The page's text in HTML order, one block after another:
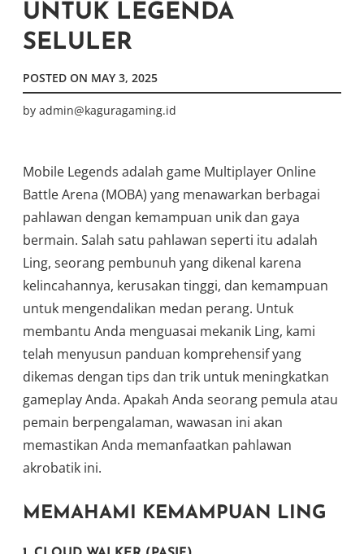
UNTUK LEGENDA
SELULER
POSTED ON MAY 3, 2025
by admin@kaguragaming.id
Mobile Legends adalah game Multiplayer Online
Battle Arena (MOBA) yang menawarkan berbagai
pahlawan dengan kemampuan unik dan gaya
bermain. Salah satu pahlawan seperti itu adalah
Ling, seorang pembunuh yang dikenal karena
kelincahannya, kerusakan tinggi, dan kemampuan
untuk mengendalikan medan perang. Untuk
membantu Anda menguasai mekanik Ling, kami
telah menyusun panduan komprehensif yang
dikemas dengan tips dan trik untuk meningkatkan
gameplay Anda. Apakah Anda seorang pemula atau
pemain berpengalaman, wawasan ini akan
memastikan Anda memanfaatkan pahlawan
akrobatik ini.
MEMAHAMI KEMAMPUAN LING